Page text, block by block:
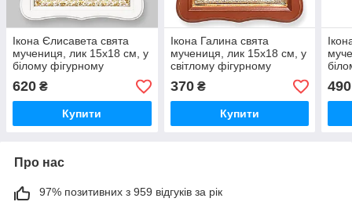
Ікона Єлисавета свята
мучениця, лик 15х18 см, у
білому фігурному
дерев'яному кіоті, тип 3
620 ₴
Купити
Ікона Галина свята
мучениця, лик 15х18 см, у
світлому фігурному
дерев'яному кіоті
370₴
Купити
490
Про нас
97% позитивних з 959 відгуків за рік